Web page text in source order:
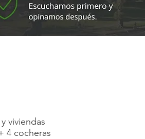
viviendas
4 cocheras